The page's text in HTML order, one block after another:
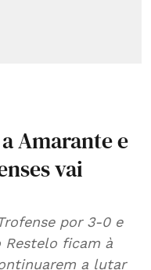
Amarante e
vai
por 3-0 e
Restelo ficam à
a lutar